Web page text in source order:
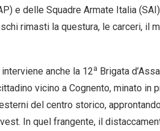
e delle Squadre Armate Italia
rimasti la questura, le carceri, il
anche la 12a Brigata
vicino a Cognento, minato
del centro storico,
In quel frangente, il